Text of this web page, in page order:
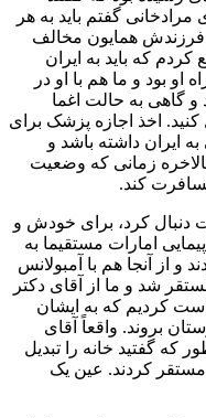
مرادخانی گفتم باید به هر
فرزندش همایون مخالف
که باید به ایران
او بود و ما هم با او در
و گاهی به حالت اغما
کنید. اخذ اجازه پزشک برای
به ایران داشته باشد و
زمانی که وضعیت
کند.
دنبال کرد، برای خودش و
امارات مستقیما به
و از آنجا هم با آمبولانس
شد و ما از آقای دکتر
کردیم که به ایشان
بروند. واقعاً آقای
گفتید خانه را تبدیل
مستقر کردند. عین یک